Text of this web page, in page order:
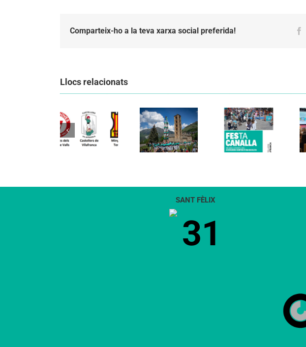
Comparteix-ho a la teva xarxa social preferida!
Llocs relacionats
Els
Vilafranca
unieixen
tradició i
patrimoni
en un
Boí
Vilafranca
organitzen
la segona
edició de
Festa
Canalla, un
Cal Figarot
lidera el
primer
d’energia
comunitària
SANT FÈLIX
31